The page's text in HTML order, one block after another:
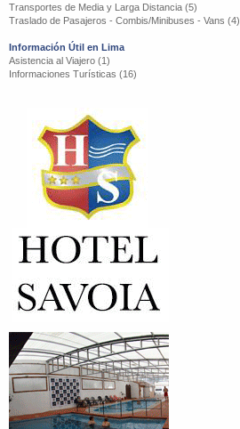
Transportes de Media y Larga Distancia (5)
Traslado de Pasajeros - Combis/Minibuses - Vans (4)
Información Útil en Lima
Asistencia al Viajero (1)
Informaciones Turísticas (16)